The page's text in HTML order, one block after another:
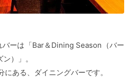
ーは「Bar＆Dining Season（バー
）」。
ある、ダイニングバーです。